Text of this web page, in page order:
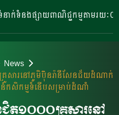
ក់ទំនងផ្សាយពាណិជ្ជកម្មតាមរយៈ 023
News
រួសារនៅភូមិប៊ុនរ៉ានីសែនជ័យដំណាក់
សិកម្មទំនើបសម្រាប់ដំណាំ
ជិត១០០០គ្រួសារនៅ